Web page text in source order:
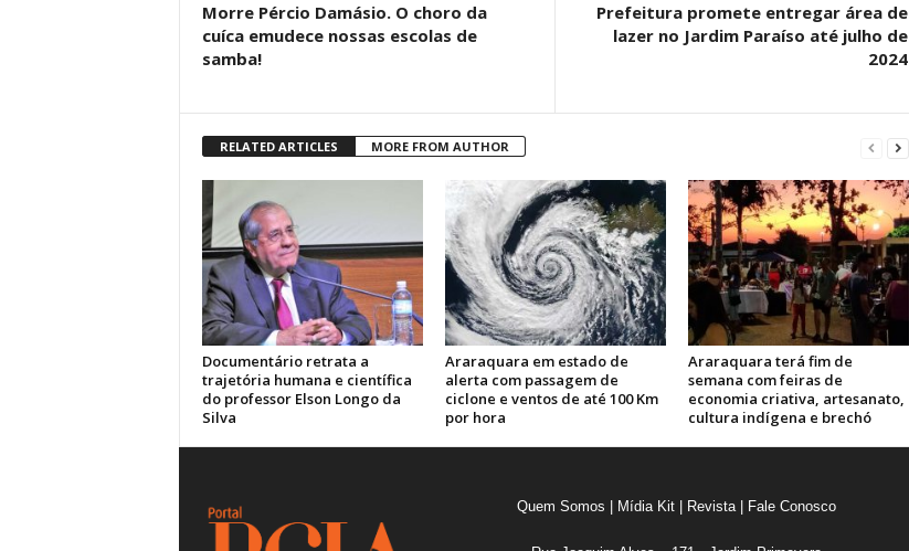
Morre Pércio Damásio. O choro da
cuíca emudece nossas escolas de
samba!
Prefeitura promete entregar área de
lazer no Jardim Paraíso até julho de
2024
RELATED ARTICLES MORE FROM AUTHOR
Documentário retrata a
trajetória humana e científica
do professor Elson Longo da
Silva
Araraquara em estado de
alerta com passagem de
ciclone e ventos de até 100 Km
por hora
Araraquara terá fim de
semana com feiras de
economia criativa, artesanato,
cultura indígena e brechó
Quem Somos Mídia Kit Revista| Fale Conosco